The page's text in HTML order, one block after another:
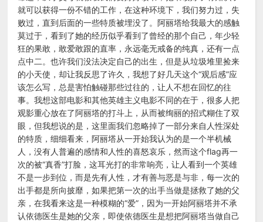
就可以获得一份不错的工作，在这种环境下，我们努力过，失
败过，直到后面的一些特质被埋没了。阿丽塔给我最大的感触
莫过于，看到了她的经历似乎看到了曾经的那个自己，年少轻
狂的果敢，敢爱敢跟的直率，永远毫无戒备的纯真，还有一点
点中二。也许我们没法决定自己的出生，但是从垃圾堆里捡来
的小天使，却让我反思了许久，我想了好几天这个“观后感”应
该怎么写，总是害怕触碰那些过往的，让人不想在回忆的往
事。我想这部电影和其他英雄主义电影不同的在于，很多人把
观影重心放在了阿丽塔的打斗上，从而被绚丽的招式糊住了双
眼，但我想说的是，这里面我们忽略掉了一部分来自人性深处
的特质，细细看来，阿丽塔从一开始我认为的是一个半机械
人，没有人普遍的感情和人性的喜怒哀乐，然而这个flag再一
次的被“真香”打脸，这耳光打的非常响亮，让人看到一个英雄
不是一步到位，而是先有人性，才有善与恶是与非，每一次的
出手都是所向披靡，如果把第一次的出手当做是拯救了她的父
亲，在我看来这是一种模糊的“爱”，因为一开始阿丽塔并不承
认依德医生是她的父亲，即使依德医生是想把阿丽塔当做自己